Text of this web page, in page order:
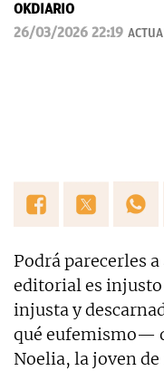
OKDIARIO
26/03/2026 22:19
Podrá parecerles
editorial es injusto
injusta y
qué eufemismo—
Noelia, la joven